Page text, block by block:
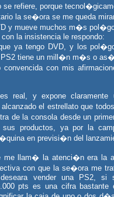
se refiere, porque
la se�ora se me queda
y mueve muchos m�s
la insistencia le respondo:
ya tengo DVD, y los
PS2 tiene un mill�n m�s o
convencida con mis
real, y expone
alcanzado el estrellato que
de la consola desde un
productos, ya por la
en previsi�n del
me llam� la atenci�n era la
con que la se�ora me
deseara vender una PS2,
pts es una cifra